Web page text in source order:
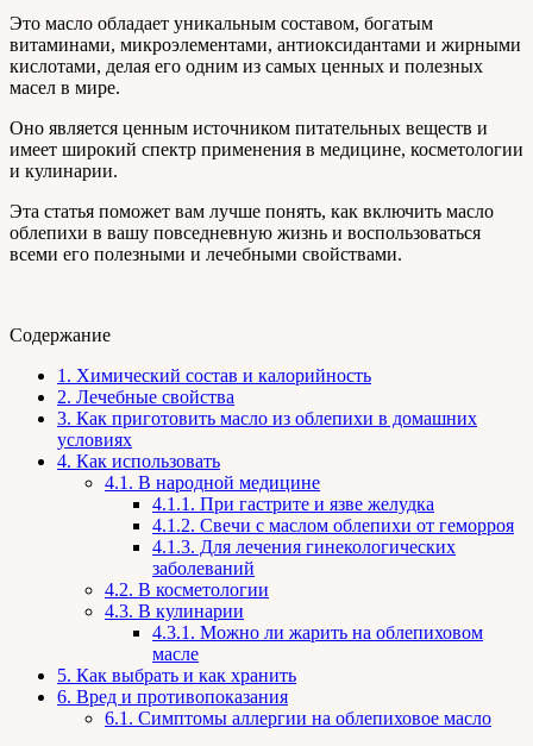
Это масло обладает уникальным составом, богатым
витаминами, микроэлементами, антиоксидантами и жирными
кислотами, делая его одним из самых ценных и полезных
масел в мире.
Оно является ценным источником питательных веществ и
имеет широкий спектр применения в медицине, косметологии
и кулинарии.
Эта статья поможет вам лучше понять, как включить масло
облепихи в вашу повседневную жизнь и воспользоваться
всеми его полезными и лечебными свойствами.
Содержание
1. Химический состав и калорийность
2. Лечебные свойства
3. Как приготовить масло из облепихи в домашних
условиях
4. Как использовать
4.1. В народной медицине
4.1.1. При гастрите и язве желудка
4.1.2. Свечи с маслом облепихи от геморроя
4.1.3. Для лечения гинекологических
заболеваний
4.2. В косметологии
4.3. В кулинарии
4.3.1. Можно ли жарить на облепиховом
масле
5. Как выбрать и как хранить
6. Вред и противопоказания
6.1. Симптомы аллергии на облепиховое масло